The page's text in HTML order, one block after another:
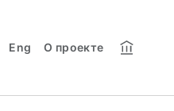
Eng О проекте